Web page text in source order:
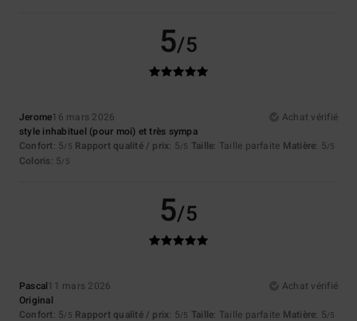
5/5
Jerome16 mars 2026
Achat vérifié
style inhabituel (pour moi) et très sympa
Confort: 5/5 Rapport qualité / prix: 5/5 Taille: Taille parfaite Matière: 5/5
Coloris: 5/5
5/5
Pascal11 mars 2026
Achat vérifié
Original
Confort: 5/5 Rapport qualité / prix: 5/5 Taille: Taille parfaite Matière: 5/5